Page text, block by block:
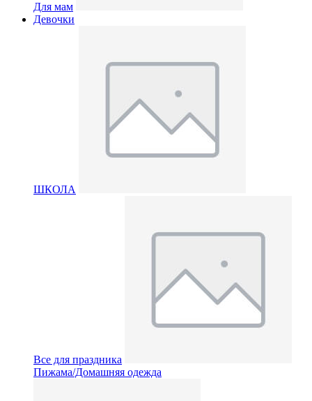
Для мам
Девочки
ШКОЛА
Все для праздника
Пижама/Домашняя одежда